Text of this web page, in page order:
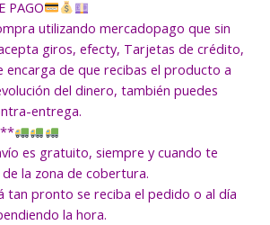
PAGO
utilizando mercadopago que sin
giros, efecty, Tarjetas de crédito,
encarga de que recibas el producto a
del dinero, también puedes
entrega.
es gratuito, siempre y cuando te
la zona de cobertura.
tan pronto se reciba el pedido o al día
la hora.